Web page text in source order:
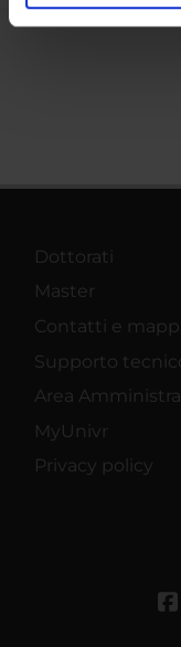
analizzare il nostro
nostri partner che
con altre
Dottorati
Master
Contatti e
Supporto
Area
MyUnivr
Privacy policy